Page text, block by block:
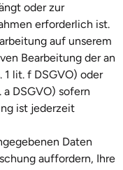
oder zur
erforderlich ist.
auf unserem
Bearbeitung der an
lit. f DSGVO) oder
DSGVO) sofern
ist jederzeit
Daten
auffordern, Ihre